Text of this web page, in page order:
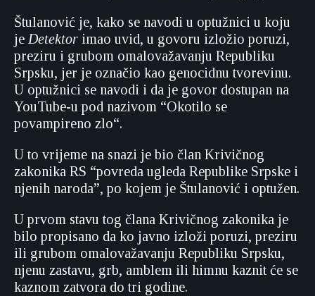
Štulanović je, kako se navodi u optužnici u koju
je Detektor imao uvid, u govoru izložio poruzi,
preziru i grubom omalovažavanju Republiku
Srpsku, jer je označio kao genocidnu tvorevinu.
U optužnici se navodi i da je govor dostupan na
YouTube-u pod nazivom “Okotilo se
povampireno zlo“.
U to vrijeme na snazi je bio član Krivičnog
zakonika RS “povreda ugleda Republike Srpske i
njenih naroda”, po kojem je Štulanović i optužen.
U prvom stavu tog člana Krivičnog zakonika je
bilo propisano da ko javno izloži poruzi, preziru
ili grubom omalovažavanju Republiku Srpsku,
njenu zastavu, grb, amblem ili himnu kaznit će se
kaznom zatvora do tri godine.